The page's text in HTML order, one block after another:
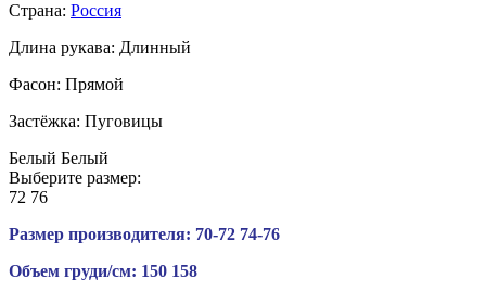
Страна: Россия
Длина рукава: Длинный
Фасон: Прямой
Застёжка: Пуговицы
Белый Белый
Выберите размер:
72 76
Размер производителя: 70-72 74-76
Объем груди/см: 150 158